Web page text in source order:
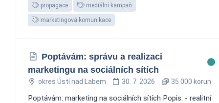
propagace mediální kampaň
marketingová komunikace
Poptávám: správu a realizaci
marketingu na sociálních sítích
okres Ústí nad Labem 30. 7. 2026 35 000 korun
Poptávám: marketing na sociálních sítích Popis: - realitní